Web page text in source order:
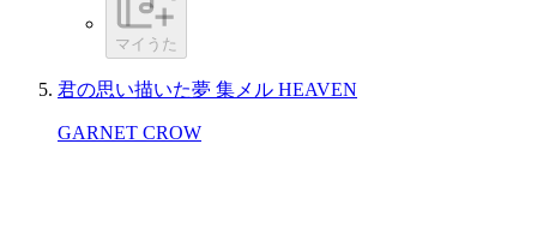
マイうた
君の思い描いた夢 集メル HEAVEN
GARNET CROW